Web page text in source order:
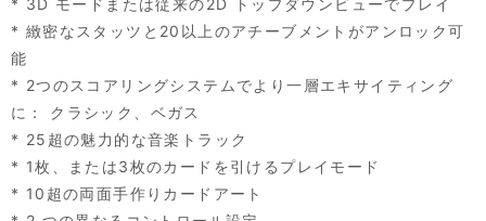
* 3D モードまたは従来の2D トップダウンビューでプレイ
* 緻密なスタッツと20以上のアチーブメントがアンロック可
能
* 2つのスコアリングシステムでより一層エキサイティング
に： クラシック、ベガス
* 25超の魅力的な音楽トラック
* 1枚、または3枚のカードを引けるプレイモード
* 10超の両面手作りカードアート